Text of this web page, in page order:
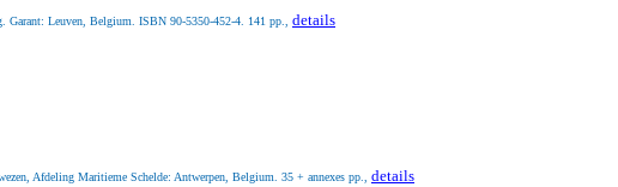
Garant: Leuven, Belgium. ISBN 90-5350-452-4. 141 pp., details
Afdeling Maritieme Schelde: Antwerpen, Belgium. 35 + annexes pp., details